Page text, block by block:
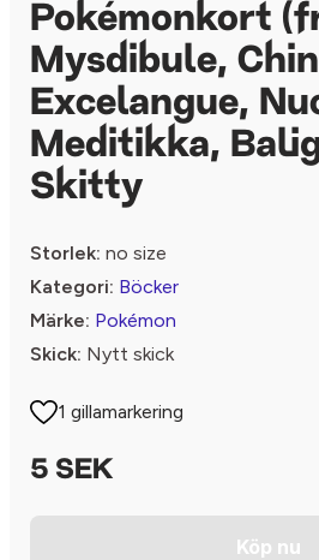
Pokémonkort
Mysdibule,
Excelangue,
Meditikka,
Skitty
Storlek: no size
Kategori: Böcker
Märke: Pokémon
Skick: Nytt skick
1 gillamarkering
5 SEK
Köp nu